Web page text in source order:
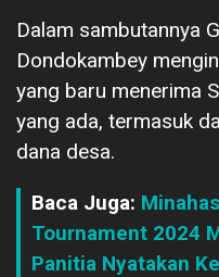
Dalam sambutannya
Dondokambey
yang baru menerima
yang ada, termasuk
dana desa.
Baca Juga:
Tournament 2024
Panitia Nyatakan